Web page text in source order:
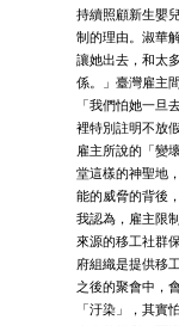
持續照顧新生嬰
制的理由。淑華
讓她出去，和太
係。」臺灣雇主
「我們怕她一旦
裡特別註明不放
雇主所說的「變
堂這樣的神聖地
能的威脅的背後
我認為，雇主限
來源的移工社群
府組織是提供移
之後的聚會中，
「汙染」，其實